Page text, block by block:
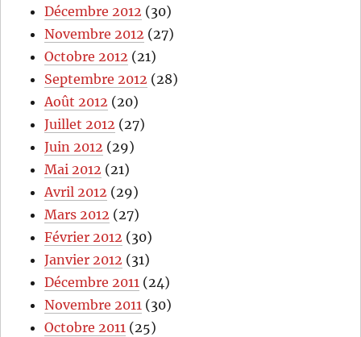
Décembre 2012 (30)
Novembre 2012 (27)
Octobre 2012 (21)
Septembre 2012 (28)
Août 2012 (20)
Juillet 2012 (27)
Juin 2012 (29)
Mai 2012 (21)
Avril 2012 (29)
Mars 2012 (27)
Février 2012 (30)
Janvier 2012 (31)
Décembre 2011 (24)
Novembre 2011 (30)
Octobre 2011 (25)